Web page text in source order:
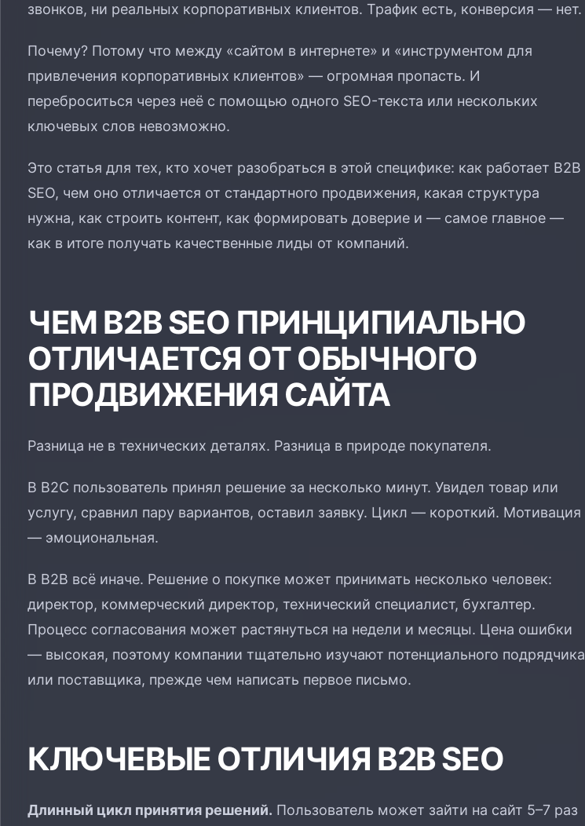
звонков, ни реальных корпоративных клиентов. Трафик есть, конверсия — нет.
Почему? Потому что между «сайтом в интернете» и «инструментом для
привлечения корпоративных клиентов» — огромная пропасть. И
переброситься через неё с помощью одного SEO-текста или нескольких
ключевых слов невозможно.
Это статья для тех, кто хочет разобраться в этой специфике: как работает B2B
SEO, чем оно отличается от стандартного продвижения, какая структура
нужна, как строить контент, как формировать доверие и — самое главное —
как в итоге получать качественные лиды от компаний.
ЧЕМ B2B SEO ПРИНЦИПИАЛЬНО
ОТЛИЧАЕТСЯ ОТ ОБЫЧНОГО
ПРОДВИЖЕНИЯ САЙТА
Разница не в технических деталях. Разница в природе покупателя.
В B2C пользователь принял решение за несколько минут. Увидел товар или
услугу, сравнил пару вариантов, оставил заявку. Цикл — короткий. Мотивация
— эмоциональная.
В B2B всё иначе. Решение о покупке может принимать несколько человек:
директор, коммерческий директор, технический специалист, бухгалтер.
Процесс согласования может растянуться на недели и месяцы. Цена ошибки
— высокая, поэтому компании тщательно изучают потенциального подрядчика
или поставщика, прежде чем написать первое письмо.
КЛЮЧЕВЫЕ ОТЛИЧИЯ B2B SEO
Длинный цикл принятия решений. Пользователь может зайти на сайт 5–7 раз